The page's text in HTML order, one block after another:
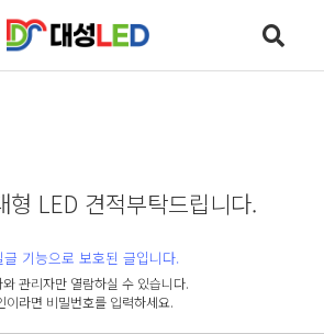
LED 견적부탁드립니다.
글 기능으로 보호된 글입니다.
관리자만 열람하실 수 있습니다.
이라면 비밀번호를 입력하세요.